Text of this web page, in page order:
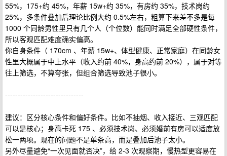
55%，175+约 45%，年薪 15w+约 35%，有房约 35%，技术岗约
25%，多条件叠加后理论比例大约 0.5%左右，粗算下来差不多是每
1000 个同龄男性里只有几个人（个位数）能同时满足全部硬性条件，
所以客观匹配难度确实偏高。
你自身条件（ 170cm 、年薪 15w+、体型健康、正常家庭）在同龄女
性里大概属于中上水平（收入约前 40%，身高约前 20%），属于对等
往上筛选，不算夸张，但组合筛选导致池子很小。
-------------------------------
建议：区分核心条件和偏好条件。比如不抽烟、收入接近、三观匹配
可以是核心；身高卡死 175 、必须技术岗、必须婚前有房可以适度放
松一两项。现在的问题不是单条高，而是叠加后池子太小。
另外尽量避免“一次见面就否决”，给 2-3 次观察期，慢热型更容易在